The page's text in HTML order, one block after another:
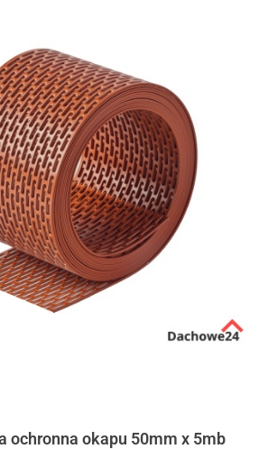
ochronna okapu 50mm x 5mb